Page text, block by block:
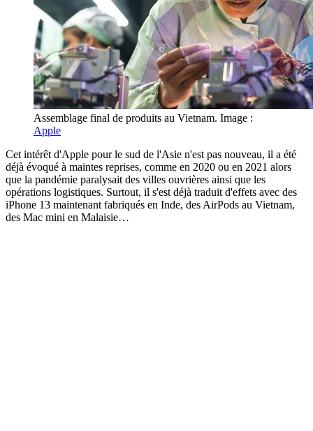
Assemblage final de produits au Vietnam. Image :
Apple
Cet intérêt d'Apple pour le sud de l'Asie n'est pas nouveau, il a été
déjà évoqué à maintes reprises, comme en 2020 ou en 2021 alors
que la pandémie paralysait des villes ouvrières ainsi que les
opérations logistiques. Surtout, il s'est déjà traduit d'effets avec des
iPhone 13 maintenant fabriqués en Inde, des AirPods au Vietnam,
des Mac mini en Malaisie…